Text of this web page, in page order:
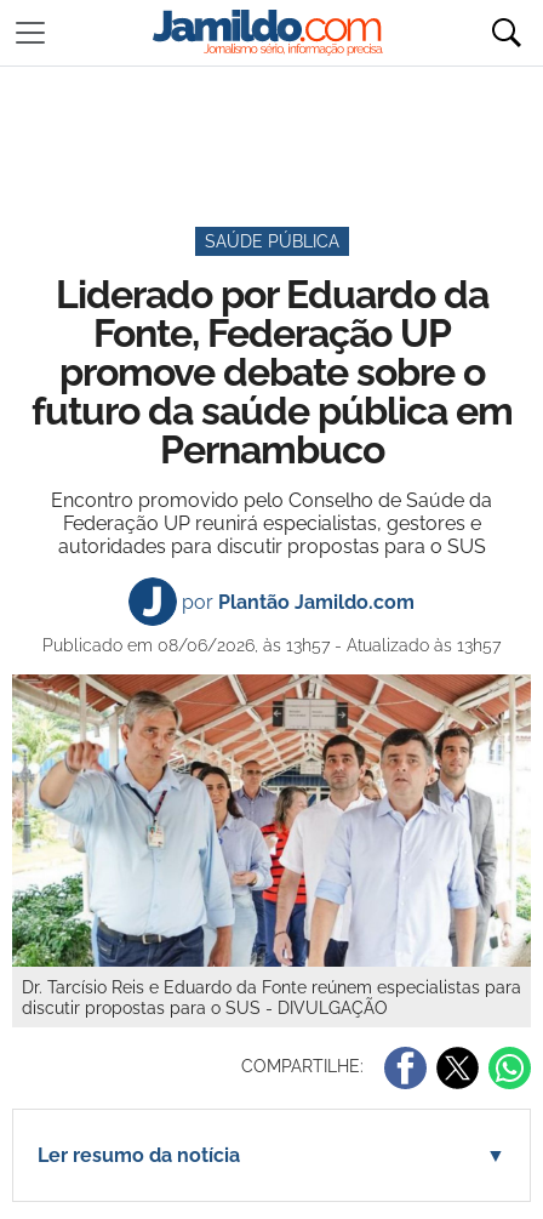
SAÚDE PÚBLICA
Liderado por Eduardo da
Fonte, Federação UP
promove debate sobre o
futuro da saúde pública em
Pernambuco
Encontro promovido pelo Conselho de Saúde da
Federação UP reunirá especialistas, gestores e
autoridades para discutir propostas para o SUS
por Plantão Jamildo.com
Publicado em 08/06/2026, às 13h57 - Atualizado às 13h57
Dr. Tarcísio Reis e Eduardo da Fonte reúnem especialistas para
discutir propostas para o SUS - DIVULGAÇÃO
COMPARTILHE:
Ler resumo da notícia ▼